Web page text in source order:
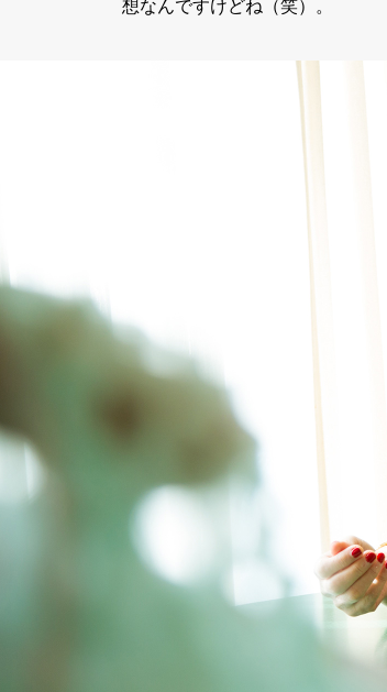
想なんですけどね（笑）。